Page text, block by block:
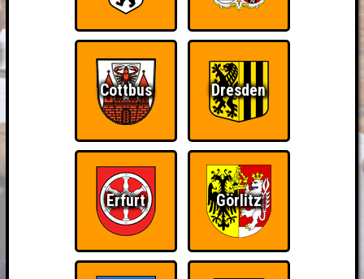
HIGHSCORE RESERVIERUNG
Cottbus Dresden
Erfurt Görlitz